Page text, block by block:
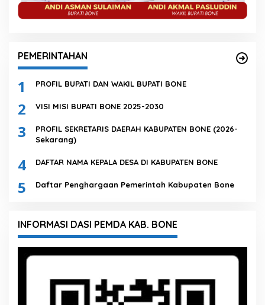
PEMERINTAHAN
1 PROFIL BUPATI DAN WAKIL BUPATI BONE
2 VISI MISI BUPATI BONE 2025-2030
3
PROFIL SEKRETARIS DAERAH KABUPATEN BONE (2026-
Sekarang)
4 DAFTAR NAMA KEPALA DESA DI KABUPATEN BONE
5 Daftar Penghargaan Pemerintah Kabupaten Bone
INFORMASI DASI PEMDA KAB. BONE